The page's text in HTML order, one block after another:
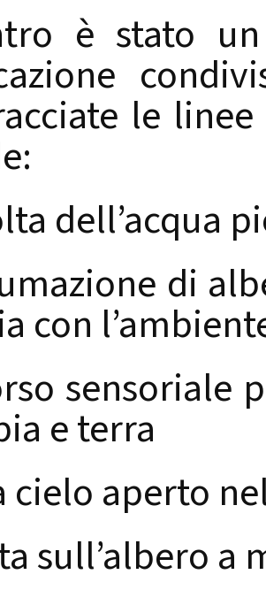
è stato
le
dell’acqua
di
con
sensoriale
e terra
cielo aperto
sull’albero a